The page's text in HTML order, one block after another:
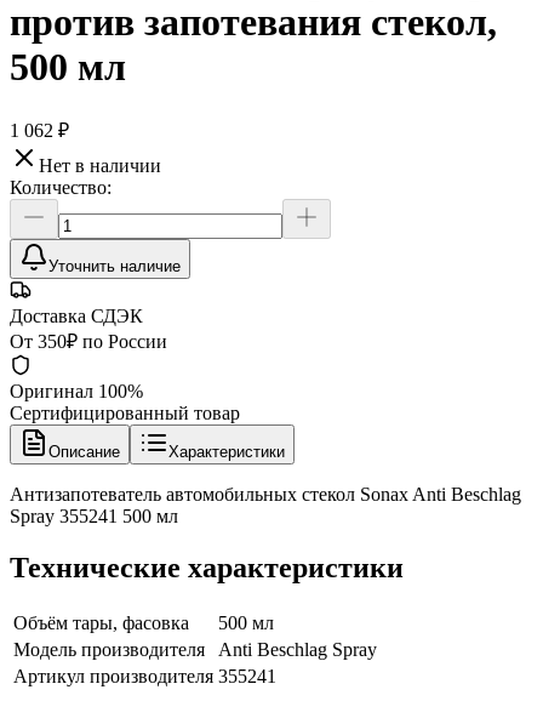
против запотевания стекол,
500 мл
1 062 ₽
Нет в наличии
Количество:
Уточнить наличие
Доставка СДЭК
От 350₽ по России
Оригинал 100%
Сертифицированный товар
Описание Характеристики
Антизапотеватель автомобильных стекол Sonax Anti Beschlag
Spray 355241 500 мл
Технические характеристики
Объём тары, фасовка
500 мл
Модель производителя
Anti Beschlag Spray
Артикул производителя 355241